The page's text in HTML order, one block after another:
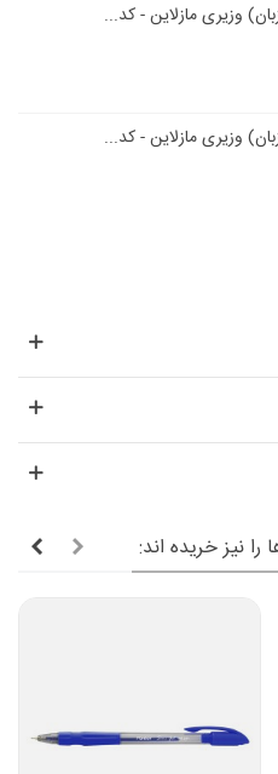
نیز خریده اند: